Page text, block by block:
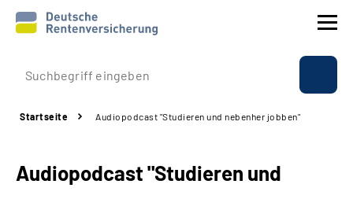
Prävention
Rente
Startseite Audiopodcast "Studieren und nebenher jobben"
Audiopodcast "Studieren und